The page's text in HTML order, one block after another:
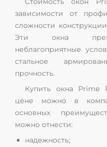
зависимости от
сложности
Эти окна
неблагоприятные
стальное
прочность.
Купить окна Prime
цене можно в
основных
можно отнести:
надежность;